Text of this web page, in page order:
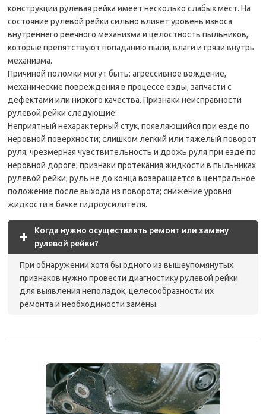
конструкции рулевая рейка имеет несколько слабых мест. На
состояние рулевой рейки сильно влияет уровень износа
внутреннего реечного механизма и целостность пыльников,
которые препятствуют попаданию пыли, влаги и грязи внутрь
механизма.
Причиной поломки могут быть: агрессивное вождение,
механические повреждения в процессе езды, запчасти с
дефектами или низкого качества. Признаки неисправности
рулевой рейки следующие:
Неприятный нехарактерный стук, появляющийся при езде по
неровной поверхности; слишком легкий или тяжелый поворот
руля; чрезмерная чувствительность и дрожь руля при езде по
неровной дороге; признаки протекания жидкости в пыльниках
рулевой рейки; руль не до конца возвращается в центральное
положение после выхода из поворота; снижение уровня
жидкости в бачке гидроусилителя.
+
Когда нужно осуществлять ремонт или замену
рулевой рейки?
При обнаружении хотя бы одного из вышеупомянутых
признаков нужно провести диагностику рулевой рейки
для выявления неполадок, целесообразности их
ремонта и необходимости замены.